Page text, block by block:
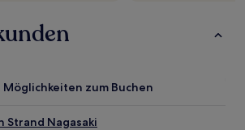
Möglichkeiten zum Buchen
Strand Nagasaki